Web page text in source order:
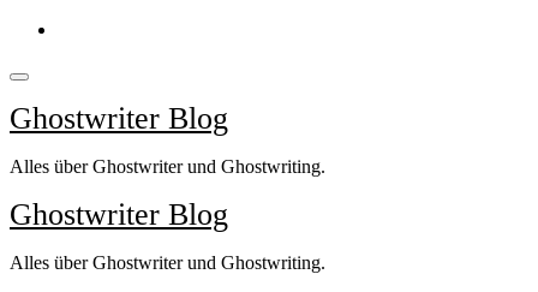
Springe
Inhalt
Ghostwriter Blog
Alles über Ghostwriter und Ghostwriting.
Ghostwriter Blog
Alles über Ghostwriter und Ghostwriting.